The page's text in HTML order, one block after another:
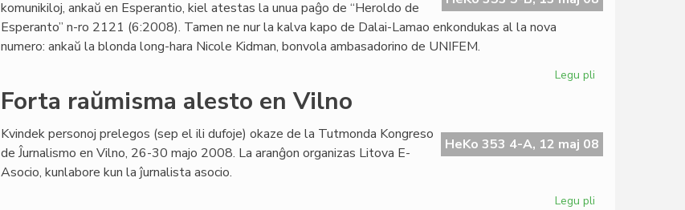
komunikiloj, ankaŭ en Esperantio, kiel atestas la unua paĝo de “Heroldo de
Esperanto” n-ro 2121 (6:2008). Tamen ne nur la kalva kapo de Dalai-Lamao enkondukas al la nova
numero: ankaŭ la blonda long-hara Nicole Kidman, bonvola ambasadorino de UNIFEM.
Legu pli
2008
de
Forta raŭmisma alesto en Vilno
HeKo 353 4-A, 12 maj 08
Kvindek personoj prelegos (sep el ili dufoje) okaze de la Tutmonda Kongreso
de Ĵurnalismo en Vilno, 26-30 majo 2008. La aranĝon organizas Litova E-
Asocio, kunlabore kun la ĵurnalista asocio.
Legu pli